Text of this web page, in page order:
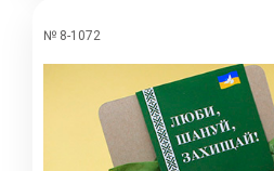
№ 8-1072